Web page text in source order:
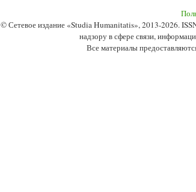
© Сетевое издание «Studia Humanitatis», 2013-2026.
надзору в сфере связи,
Все материалы